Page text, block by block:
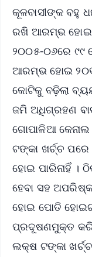
କୂଳବାସୀଙ୍କ ବହୁ
ରଖି ଆରମ୍ଭ
୨୦୦୫-୦୬ରେ ୯୯
ଆରମ୍ଭ ହୋଇ
କୋଟିକୁ ବଢ଼ିଲା
ଜମି ଅଧିଗ୍ରହଣ
ଗୋପାଳିଆ
ଟଙ୍କା ଖର୍ଚ୍ଚ ପରେ
ହୋଇ ପାରିନାହିଁ ।
ହେବା ସହ
ହୋଇ ପୋତି
ପ୍ରଦୂଷଣମୁକ୍ତ
ଲକ୍ଷ ଟଙ୍କା